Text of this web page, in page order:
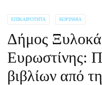
ΕΠΙΚΑΙΡΌΤΗΤΑ ΚΟΡΙΝΘΊΑ
Δήμος
Ευρωστίνης:
βιβλίων από